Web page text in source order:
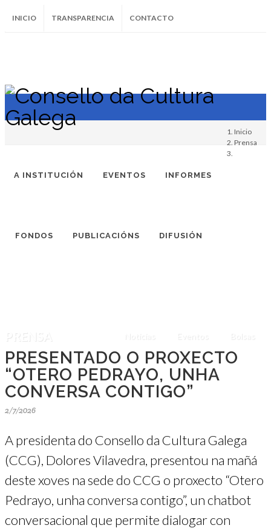
INICIO TRANSPARENCIA CONTACTO
InstagramFacebookTwitter Soundcloud
Youtube
A INSTITUCIÓN EVENTOS INFORMES
FONDOS PUBLICACIÓNS DIFUSIÓN
PRENSA
Inicio
Prensa
PRESENTADO O PROXECTO
“OTERO PEDRAYO, UNHA
CONVERSA CONTIGO”
2/7/2026
A presidenta do Consello da Cultura Galega
(CCG), Dolores Vilavedra, presentou na mañá
deste xoves na sede do CCG o proxecto “Otero
Pedrayo, unha conversa contigo”, un chatbot
conversacional que permite dialogar con